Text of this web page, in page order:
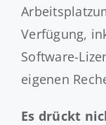
Verfügung,
Software-
eigenen
Es drückt